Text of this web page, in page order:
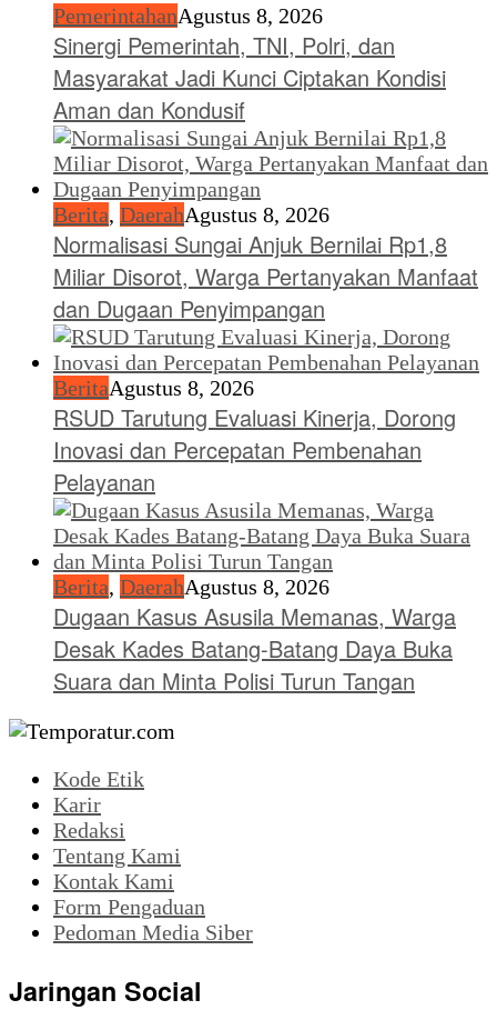
PemerintahanAgustus 8, 2026
Sinergi Pemerintah, TNI, Polri, dan
Masyarakat Jadi Kunci Ciptakan Kondisi
Aman dan Kondusif
Berita, DaerahAgustus 8, 2026
Normalisasi Sungai Anjuk Bernilai Rp1,8
Miliar Disorot, Warga Pertanyakan Manfaat
dan Dugaan Penyimpangan
BeritaAgustus 8, 2026
RSUD Tarutung Evaluasi Kinerja, Dorong
Inovasi dan Percepatan Pembenahan
Pelayanan
Berita, DaerahAgustus 8, 2026
Dugaan Kasus Asusila Memanas, Warga
Desak Kades Batang-Batang Daya Buka
Suara dan Minta Polisi Turun Tangan
Kode Etik
Karir
Redaksi
Tentang Kami
Kontak Kami
Form Pengaduan
Pedoman Media Siber
Jaringan Social